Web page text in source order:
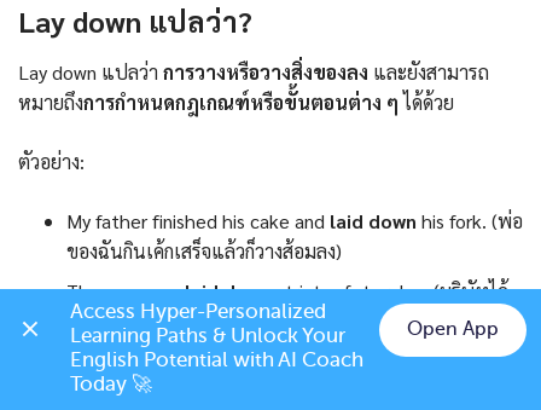
Lay down แปลว่า?
Lay down แปลว่า การวางหรือวางสิ่งของลง และยังสามารถ
หมายถึงการกำหนดกฎเกณฑ์หรือขั้นตอนต่าง ๆได้ด้วย
ตัวอย่าง:
My father finished his cake and laid down his fork. (พ่อ
ของฉันกินเค้กเสร็จแล้วก็วางส้อมลง)
The companylaid downstrict safety rules. (บริษัทได้
กำหนดกฎความปลอดภัยอย่างเข้มงวด)
Chat on LINE
Access Hyper-Personalized
Learning Paths & Unlock Your
English Potential with AI Coach
Today 🚀
Open App